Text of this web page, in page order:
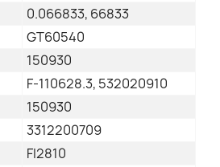
0.066833, 66833
GT60540
150930
F-110628.3, 532020910
150930
3312200709
FI2810